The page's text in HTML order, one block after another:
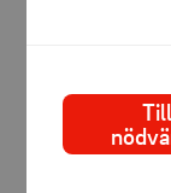
du har på
ChromaReal
lyktan och